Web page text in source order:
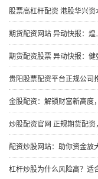
股票高杠杆配资 港股华兴
期货配资网站 异动快报：煌
期货配资股票 异动快报：健
贵阳股票配资平台正规公司
金股配资：解锁财富新高度
炒股配资官网 正规期货配
配资炒股网站：助你资金放
杠杆炒股为什么风险高？适